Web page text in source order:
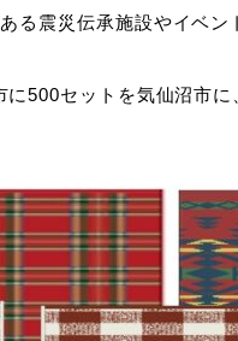
る震災伝承施設やイベン
500セットを気仙沼市